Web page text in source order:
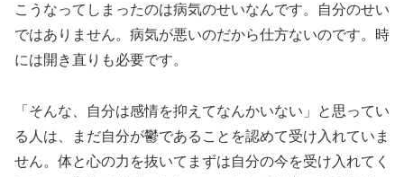
こうなってしまったのは病気のせいなんです。自分のせい
ではありません。病気が悪いのだから仕方ないのです。時
には開き直りも必要です。
「そんな、自分は感情を抑えてなんかいない」と思ってい
る人は、まだ自分が鬱であることを認めて受け入れていま
せん。体と心の力を抜いてまずは自分の今を受け入れてく